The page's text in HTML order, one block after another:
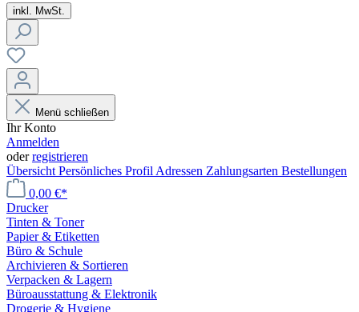
inkl. MwSt.
Menü schließen
Ihr Konto
Anmelden
oderregistrieren
Übersicht Persönliches Profil Adressen Zahlungsarten Bestellungen
0,00 €*
Drucker
Tinten & Toner
Papier & Etiketten
Büro & Schule
Archivieren & Sortieren
Verpacken & Lagern
Büroausstattung & Elektronik
Drogerie & Hygiene